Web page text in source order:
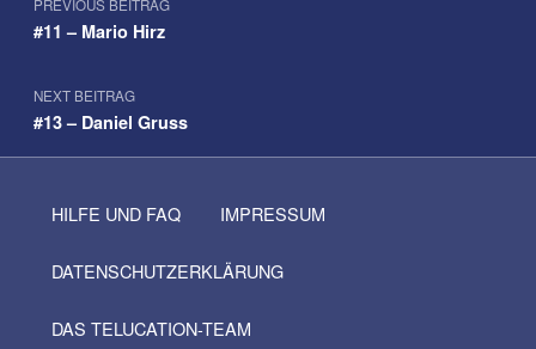
PREVIOUS BEITRAG
#11 – Mario Hirz
NEXT BEITRAG
#13 – Daniel Gruss
HILFE UND FAQ IMPRESSUM
DATENSCHUTZERKLÄRUNG
DAS TELUCATION-TEAM